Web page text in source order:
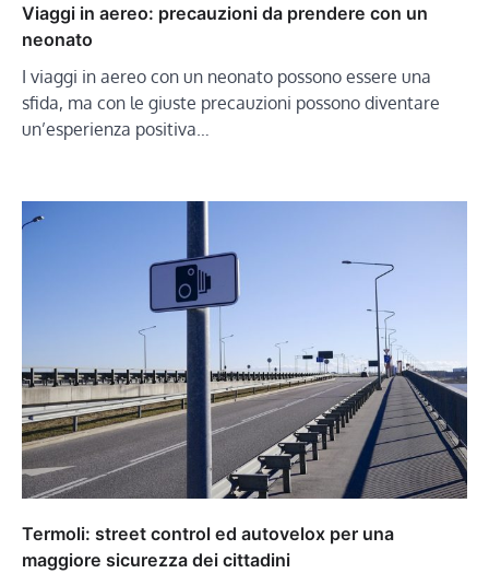
Viaggi in aereo: precauzioni da prendere con un
neonato
I viaggi in aereo con un neonato possono essere una
sfida, ma con le giuste precauzioni possono diventare
un’esperienza positiva…
Termoli: street control ed autovelox per una
maggiore sicurezza dei cittadini